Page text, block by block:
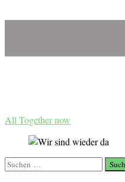
All Together now
Suchen
nach: